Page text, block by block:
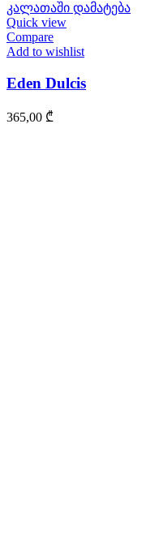
კალათაში დამატება
Quick view
Compare
Add to wishlist
Eden Dulcis
365,00 ₾